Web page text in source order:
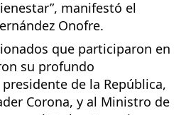
manifestó el
Onofre.
que participaron en
su profundo
de la República,
Corona, y al Ministro de